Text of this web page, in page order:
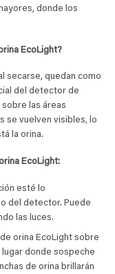
donde los
EcoLight?
secarse, quedan como
del detector de
sobre las áreas
se vuelven visibles, lo
la orina.
EcoLight:
esté lo
del detector. Puede
las luces.
orina EcoLight sobre
donde sospeche
de orina brillarán